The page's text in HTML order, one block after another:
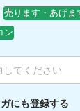
売ります・あげま
ン
にも登録する